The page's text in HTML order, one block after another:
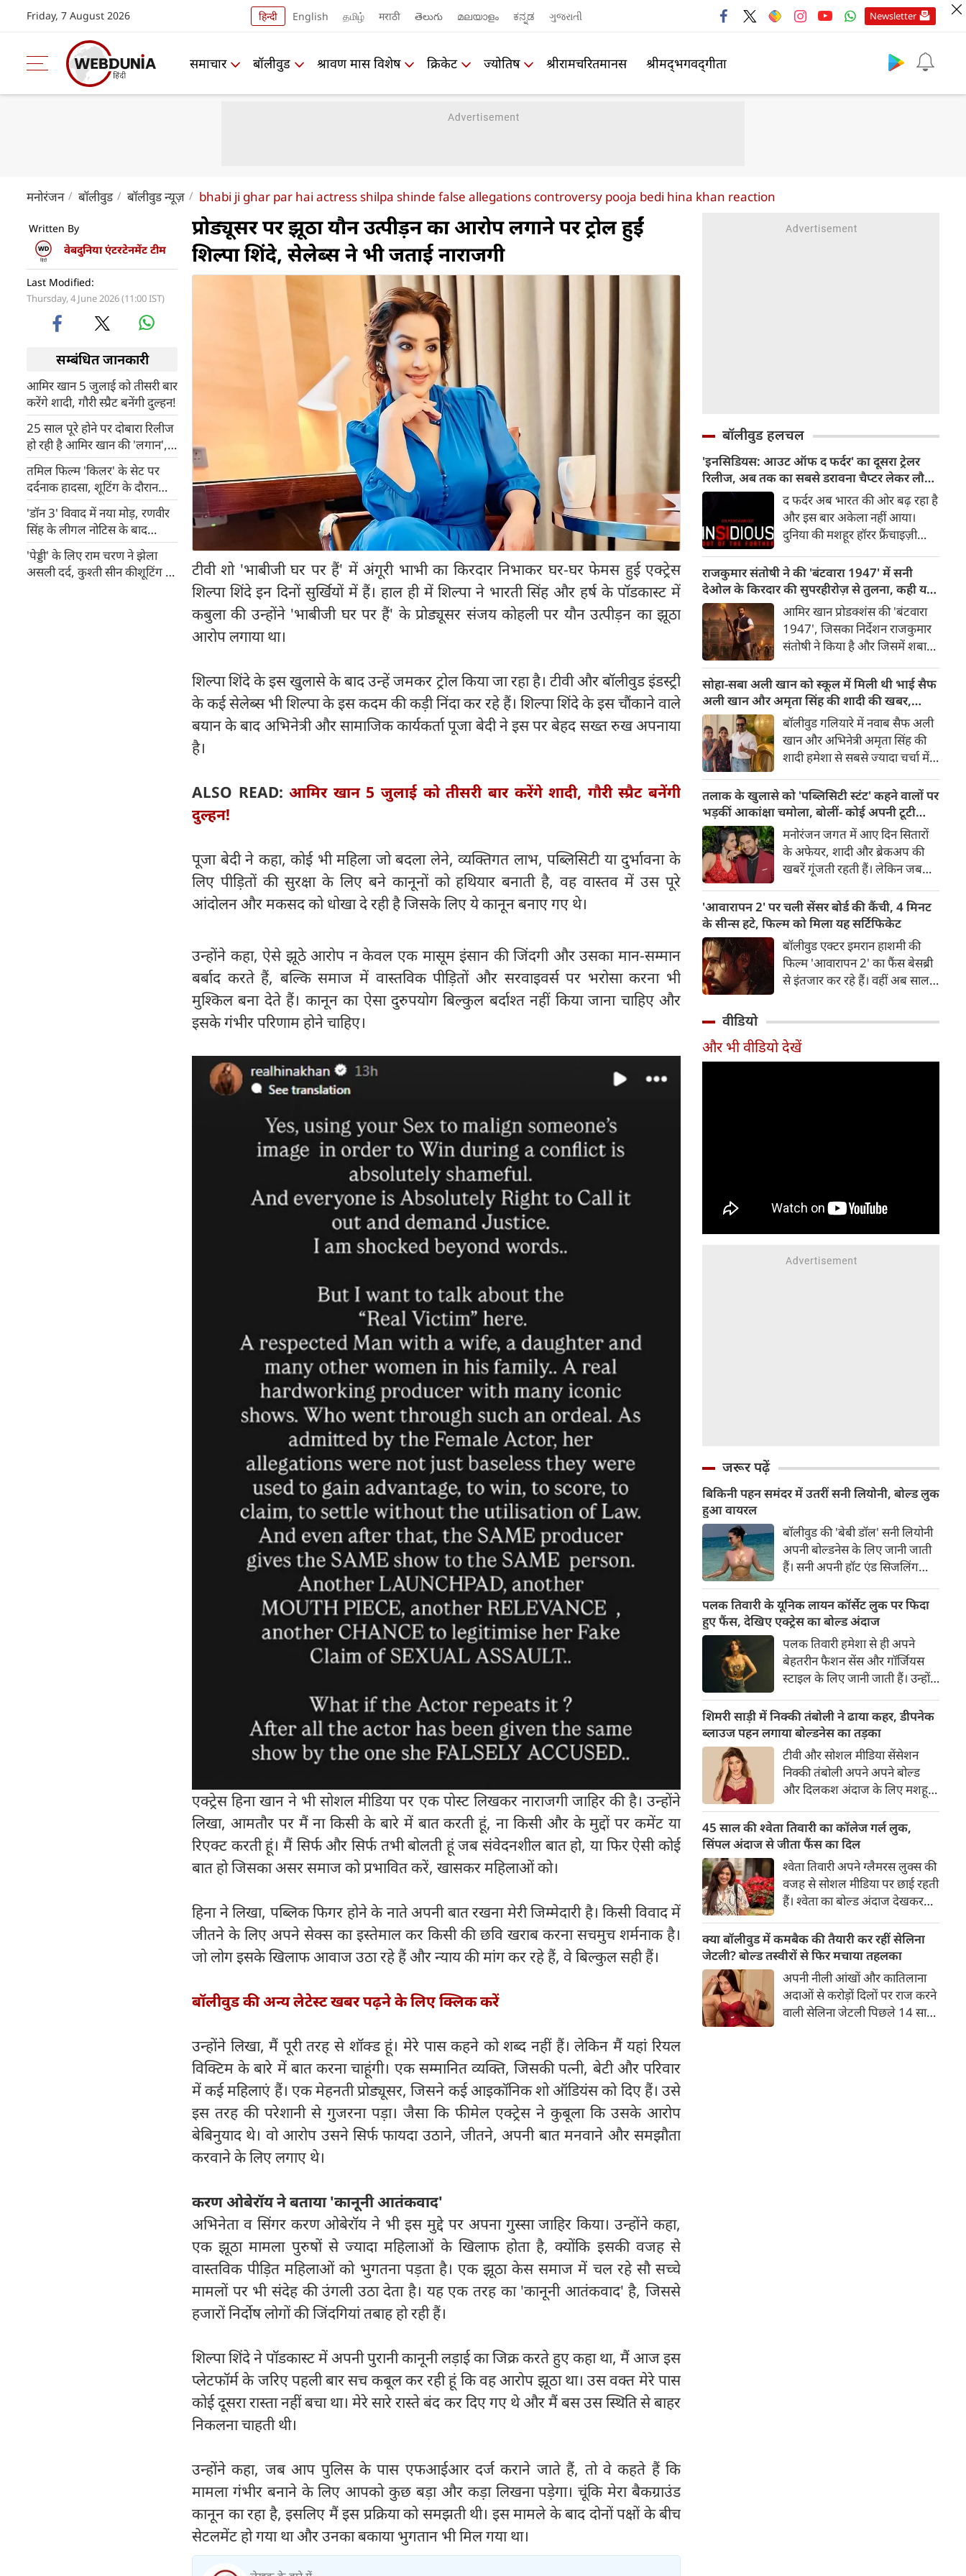
Friday, 7 August 2026 हिन्दी English தமிழ் मराठी తెలుగు മലയാളം ಕನ್ನಡ ગુજરાતી Newsletter
समाचार बॉलीवुड श्रावण मास विशेष क्रिकेट ज्योतिष श्रीरामचरितमानस श्रीमद्‍भगवद्‍गीता
मनोरंजन बॉलीवुड बॉलीवुड न्यूज़ bhabi ji ghar par hai actress shilpa shinde false allegations controversy pooja bedi hina khan reaction
Written By
वेबदुनिया एंटरटेनमेंट टीम
Last Modified:
Thursday, 4 June 2026 (11:00 IST)
सम्बंधित जानकारी
आमिर खान 5 जुलाई को तीसरी बार
करेंगे शादी, गौरी स्प्रैट बनेंगी दुल्हन!
25 साल पूरे होने पर दोबारा रिलीज
हो रही है आमिर खान की 'लगान',
मेकर्स ने जारी किया दिल छू लेने
वाला ट्रेलर
तमिल फिल्म 'किलर' के सेट पर
दर्दनाक हादसा, शूटिंग के दौरान
फटा सिलेंडर, एक की मौत
'डॉन 3' विवाद में नया मोड़, रणवीर
सिंह के लीगल नोटिस के बाद
FWICE ने वापस लिया नॉन-
कोऑपरेशन का फैसला
'पेड्डी' के लिए राम चरण ने झेला
असली दर्द, कुश्ती सीन कीशूटिंग में
प्रोड्यूसर पर झूठा यौन उत्पीड़न का आरोप लगाने पर ट्रोल हुईं
शिल्पा शिंदे, सेलेब्स ने भी जताई नाराजगी
टीवी शो 'भाबीजी घर पर हैं' में अंगूरी भाभी का किरदार निभाकर घर-घर फेमस हुई एक्ट्रेस
शिल्पा शिंदे इन दिनों सुर्खियों में हैं। हाल ही में शिल्पा ने भारती सिंह और हर्ष के पॉडकास्ट में
कबुला की उन्होंने 'भाबीजी घर पर हैं' के प्रोड्यूसर संजय कोहली पर यौन उत्पीड़न का झूठा
आरोप लगाया था।
शिल्पा शिंदे के इस खुलासे के बाद उन्हें जमकर ट्रोल किया जा रहा है। टीवी और बॉलीवुड इंडस्ट्री
के कई सेलेब्स भी शिल्पा के इस कदम की कड़ी निंदा कर रहे हैं। शिल्पा शिंदे के इस चौंकाने वाले
बयान के बाद अभिनेत्री और सामाजिक कार्यकर्ता पूजा बेदी ने इस पर बेहद सख्त रुख अपनाया
है।
ALSO READ:आमिर खान 5 जुलाई को तीसरी बार करेंगे शादी, गौरी स्प्रैट बनेंगी
दुल्हन!
पूजा बेदी ने कहा, कोई भी महिला जो बदला लेने, व्यक्तिगत लाभ, पब्लिसिटी या दुर्भावना के
लिए पीड़ितों की सुरक्षा के लिए बने कानूनों को हथियार बनाती है, वह वास्तव में उस पूरे
आंदोलन और मकसद को धोखा दे रही है जिसके लिए ये कानून बनाए गए थे।
उन्होंने कहा, ऐसे झूठे आरोप न केवल एक मासूम इंसान की जिंदगी और उसका मान-सम्मान
बर्बाद करते हैं, बल्कि समाज में वास्तविक पीड़ितों और सरवाइवर्स पर भरोसा करना भी
मुश्किल बना देते हैं। कानून का ऐसा दुरुपयोग बिल्कुल बर्दाश्त नहीं किया जाना चाहिए और
इसके गंभीर परिणाम होने चाहिए।
एक्ट्रेस हिना खान ने भी सोशल मीडिया पर एक पोस्ट लिखकर नाराजगी जाहिर की है। उन्होंने
लिखा, आमतौर पर मैं ना किसी के बारे में बात करती हूं, ना किसी और के मुद्दों पर कमेंट या
रिएक्ट करती हूं। मैं सिर्फ और सिर्फ तभी बोलती हूं जब संवेदनशील बात हो, या फिर ऐसी कोई
बात हो जिसका असर समाज को प्रभावित करें, खासकर महिलाओं को।
हिना ने लिखा, पब्लिक फिगर होने के नाते अपनी बात रखना मेरी जिम्मेदारी है। किसी विवाद में
जीतने के लिए अपने सेक्स का इस्तेमाल कर किसी की छवि खराब करना सचमुच शर्मनाक है।
जो लोग इसके खिलाफ आवाज उठा रहे हैं और न्याय की मांग कर रहे हैं, वे बिल्कुल सही हैं।
बॉलीवुड की अन्य लेटेस्ट खबर पढ़ने के लिए क्लिक करें
उन्होंने लिखा, मैं पूरी तरह से शॉक्ड हूं। मेरे पास कहने को शब्द नहीं हैं। लेकिन मैं यहां रियल
विक्टिम के बारे में बात करना चाहूंगी। एक सम्मानित व्यक्ति, जिसकी पत्नी, बेटी और परिवार
में कई महिलाएं हैं। एक मेहनती प्रोड्यूसर, जिसने कई आइकॉनिक शो ऑडियंस को दिए हैं। उसे
इस तरह की परेशानी से गुजरना पड़ा। जैसा कि फीमेल एक्ट्रेस ने कुबूला कि उसके आरोप
बेबिनुयाद थे। वो आरोप उसने सिर्फ फायदा उठाने, जीतने, अपनी बात मनवाने और समझौता
करवाने के लिए लगाए थे।
करण ओबेरॉय ने बताया 'कानूनी आतंकवाद'
अभिनेता व सिंगर करण ओबेरॉय ने भी इस मुद्दे पर अपना गुस्सा जाहिर किया। उन्होंने कहा,
एक झूठा मामला पुरुषों से ज्यादा महिलाओं के खिलाफ होता है, क्योंकि इसकी वजह से
वास्तविक पीड़ित महिलाओं को भुगतना पड़ता है। एक झूठा केस समाज में चल रहे सौ सच्चे
मामलों पर भी संदेह की उंगली उठा देता है। यह एक तरह का 'कानूनी आतंकवाद' है, जिससे
हजारों निर्दोष लोगों की जिंदगियां तबाह हो रही हैं।
शिल्पा शिंदे ने पॉडकास्ट में अपनी पुरानी कानूनी लड़ाई का जिक्र करते हुए कहा था, मैं आज इस
प्लेटफॉर्म के जरिए पहली बार सच कबूल कर रही हूं कि वह आरोप झूठा था। उस वक्त मेरे पास
कोई दूसरा रास्ता नहीं बचा था। मेरे सारे रास्ते बंद कर दिए गए थे और मैं बस उस स्थिति से बाहर
निकलना चाहती थी।
उन्होंने कहा, जब आप पुलिस के पास एफआईआर दर्ज कराने जाते हैं, तो वे कहते हैं कि
मामला गंभीर बनाने के लिए आपको कुछ बड़ा और कड़ा लिखना पड़ेगा। चूंकि मेरा बैकग्राउंड
कानून का रहा है, इसलिए मैं इस प्रक्रिया को समझती थी। इस मामले के बाद दोनों पक्षों के बीच
सेटलमेंट हो गया था और उनका बकाया भुगतान भी मिल गया था।
बॉलीवुड हलचल
'इनसिडियस: आउट ऑफ द फर्दर' का दूसरा ट्रेलर
रिलीज, अब तक का सबसे डरावना चैप्टर लेकर लौट
रही हॉरर फ्रैंचाइजीद फर्दर अब भारत की ओर बढ़ रहा है
और इस बार अकेला नहीं आया।
दुनिया की मशहूर हॉरर फ्रैंचाइज़ी
चुका है, जो दर्शकों को इस डरावनी
दुनिया में और गहराई तक ले जाता है।
रोंगटे खड़े कर देने वाले नए दृश्यों से
भरपूर यह ट्रेलर इनसिडियस सीरीज़
के अब तक के सबसे डरावने और
सबसे अंधेरे अध्याय की झलक देता
है।
राजकुमार संतोषी ने की 'बंटवारा 1947' में सनी
देओल के किरदार की सुपरहीरोज़ से तुलना, कही यह
बात
आमिर खान प्रोडक्शंस की 'बंटवारा
1947', जिसका निर्देशन राजकुमार
संतोषी ने किया है और जिसमें शबाना
जिंटा मुख्य भूमिकाओं में हैं, 14
अगस्त 2026 को दुनियाभर के
सिनेमाघरों में रिलीज़ होगी। हाल ही में
रिलीज हुए फिल्म के ट्रेलर ने भारत के
बंटवारे के दर्दनाक इतिहास की दमदार
झलक दिखाकर दर्शकों के बीच
फिल्म को लेकर उत्साह और भी बढ़ा
दिया है।
सोहा-सबा अली खान को स्कूल में मिली थी भाई सैफ
अली खान और अमृता सिंह की शादी की खबर,
बताया चौंकाने वाला किस्साबॉलीवुड गलियारे में नवाब सैफ अली
खान और अभिनेत्री अमृता सिंह की
शादी हमेशा से सबसे ज्यादा चर्चा में
साल 1991 में हुई इस शादी को
लेकर आज भी कई ऐसे राज़ हैं,
जिनसे पर्दा उठना बाकी है। हाल ही में
सैफ अली खान की बहनों—अभिनेत्री
सोहा अली खान और सबा अली खान
ने इस शादी से जुड़ा एक बेहद
दिलचस्प और चौंकाने वाला किस्सा
साझा किया है।
तलाक के खुलासे को 'पब्लिसिटी स्टंट' कहने वालों पर
भड़कीं आकांक्षा चमोला, बोलीं- कोई अपनी टूटी
शादी का तमाशा नहीं बनातामनोरंजन जगत में आए दिन सितारों
के अफेयर, शादी और ब्रेकअप की
खबरें गूंजती रहती हैं। लेकिन जब
पॉपुलर कपल्स के अलग होने की
खबर आती है, तो फैंस का दिल टूट
जाता है। टीवी इंडस्ट्री के मशहूर और
टैलेंटेड एक्टर गौरव खन्ना और उनकी
पत्नी व एक्ट्रेस आकांक्षा चमोला इन
दिनों अपने रिश्ते को लेकर जबरदस्त
'आवारापन 2' पर चली सेंसर बोर्ड की कैंची, 4 मिनट
के सीन्स हटे, फिल्म को मिला यह सर्टिफिकेट
बॉलीवुड एक्टर इमरान हाशमी की
फिल्म 'आवारापन 2' का फैंस बेसब्री
से इंतजार कर रहे हैं। वहीं अब साल
फिल्म सर्टिफिकेशन (CBFC) से हरी
झंडी मिल गई है।
वीडियो
और भी वीडियो देखें
जरूर पढ़ें
बिकिनी पहन समंदर में उतरीं सनी लियोनी, बोल्ड लुक
हुआ वायरल
बॉलीवुड की 'बेबी डॉल' सनी लियोनी
अपनी बोल्डनेस के लिए जानी जाती
हैं। सनी अपनी हॉट एंड सिजलिंग
रहती हैं। फैंस सनी लियोनी की तस्वीरों
का बेसब्री से इंतजार करते हैं। इस बार
सनी लियोनी ने मालदीव वेकेशन से
अपनी कुछ बोल्ड तस्वीरें शेयर की है।
पलक तिवारी के यूनिक लायन कॉर्सेट लुक पर फिदा
हुए फैंस, देखिए एक्ट्रेस का बोल्ड अंदाज
पलक तिवारी हमेशा से ही अपने
बेहतरीन फैशन सेंस और गॉर्जियस
स्टाइल के लिए जानी जाती हैं। उन्होंने
फिर फैंस का दिल जीत लिया है।
पलक ने एक बेहद यूनीक और
स्टाइलिश गोल्डन कॉर्सेट टॉप में
अपनी कुछ तस्वीरें शेयर की है।
शिमरी साड़ी में निक्की तंबोली ने ढाया कहर, डीपनेक
ब्लाउज पहन लगाया बोल्डनेस का तड़का
टीवी और सोशल मीडिया सेंसेशन
निक्की तंबोली अपने अपने बोल्ड
और दिलकश अंदाज के लिए मशहूर
इंटरनेट पर तहलका मचाती रहती हैं।
इस बार निक्की ने मरून कलर की
साड़ी में अपनी कुछ सुपर सिजलिंग
तस्वीरें शेयर की है। खूबसूरत शिमरी
साड़ी में निक्की की अदाएं देखने
लायक है।
45 साल की श्वेता तिवारी का कॉलेज गर्ल लुक,
सिंपल अंदाज से जीता फैंस का दिल
श्वेता तिवारी अपने ग्लैमरस लुक्स की
वजह से सोशल मीडिया पर छाई रहती
हैं। श्वेता का बोल्ड अंदाज देखकर
बच्चों की मां हैं। 45 साल की श्वेता
तिवारी की तस्वीरों पर फैंस जमकर
प्यार लुटाते हैं। इस बार श्वेता तिवारी
ने वेकेशन से अपनी कुछ तस्वीरें शेयर
की है।
क्या बॉलीवुड में कमबैक की तैयारी कर रहीं सेलिना
जेटली? बोल्ड तस्वीरों से फिर मचाया तहलका
अपनी नीली आंखों और कातिलाना
अदाओं से करोड़ों दिलों पर राज करने
वाली सेलिना जेटली पिछले 14 साल